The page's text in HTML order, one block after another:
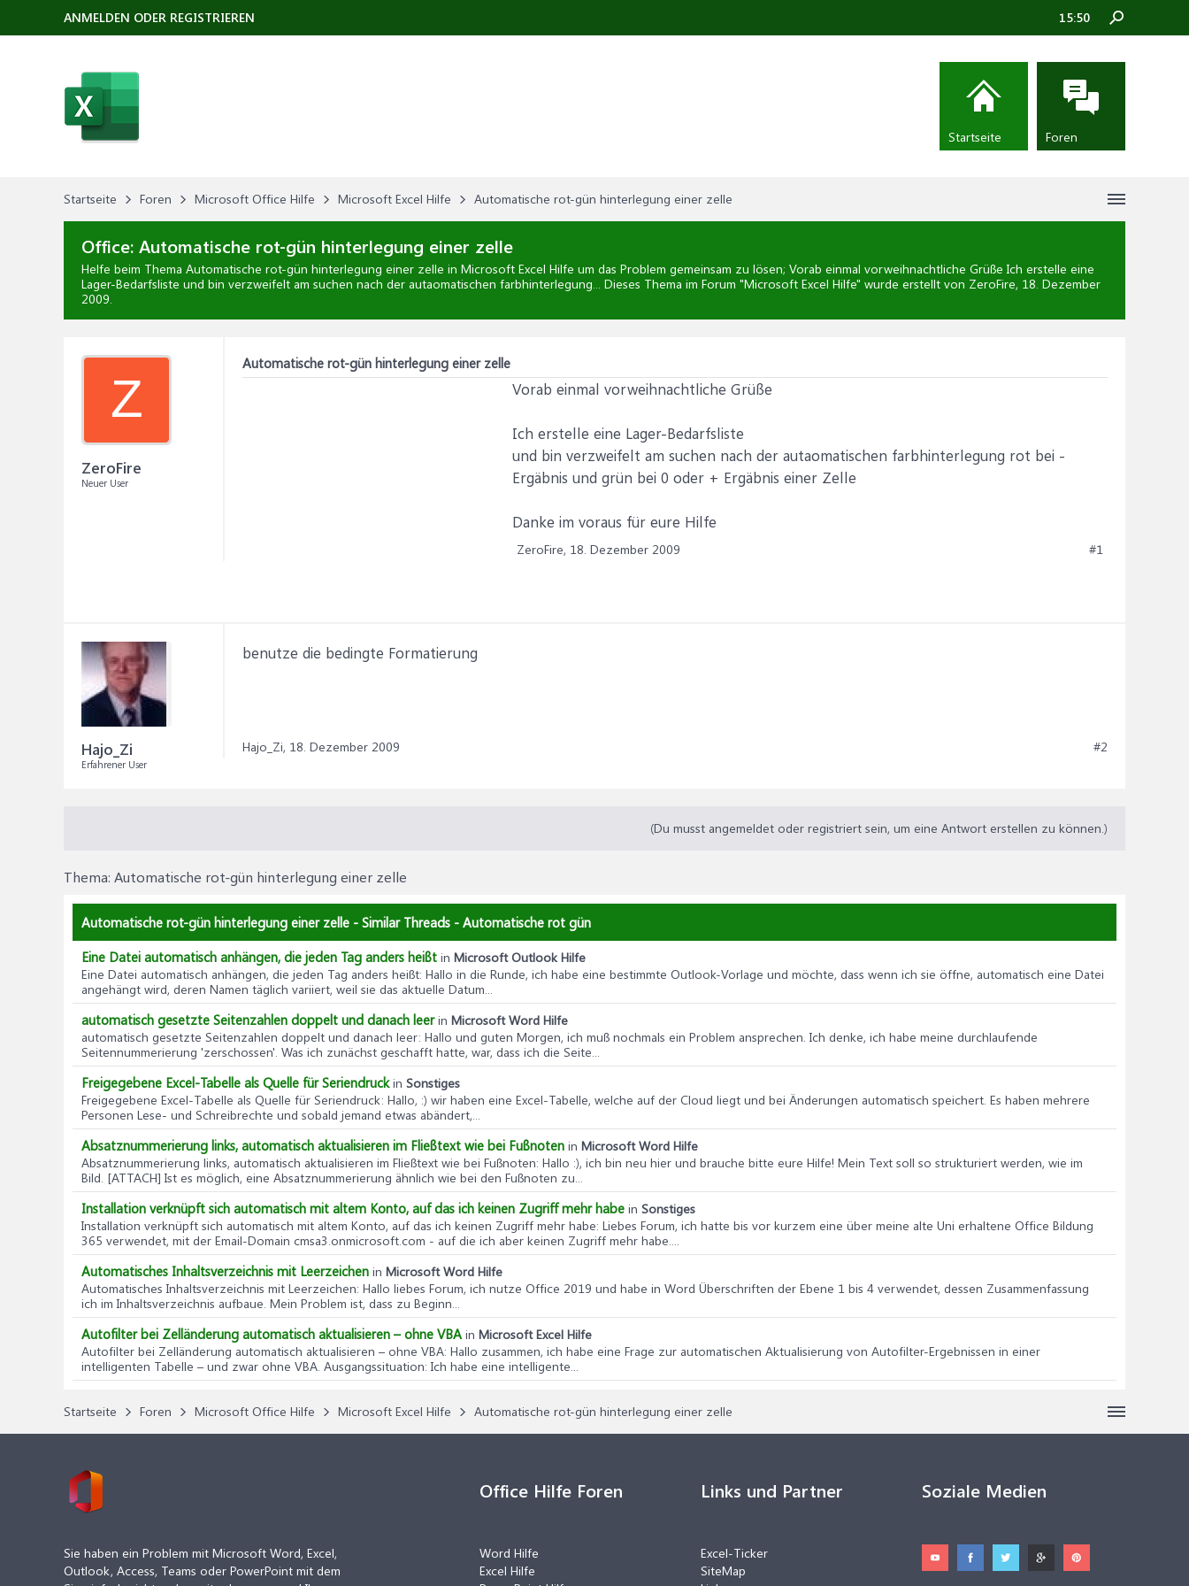
Startseite Foren Microsoft Office Hilfe Microsoft Excel Hilfe Automatische rot-gün hinterlegung einer zelle
Office: Automatische rot-gün hinterlegung einer zelle
Helfe beim Thema Automatische rot-gün hinterlegung einer zelle in Microsoft Excel Hilfe um das Problem gemeinsam zu lösen; Vorab einmal vorweihnachtliche Grüße Ich erstelle eine
Lager-Bedarfsliste und bin verzweifelt am suchen nach der autaomatischen farbhinterlegung... Dieses Thema im Forum "Microsoft Excel Hilfe" wurde erstellt von ZeroFire, 18. Dezember
2009.
Z
ZeroFire
Neuer User
Automatische rot-gün hinterlegung einer zelle
Vorab einmal vorweihnachtliche Grüße
Ich erstelle eine Lager-Bedarfsliste
und bin verzweifelt am suchen nach der autaomatischen farbhinterlegung rot bei -
Ergäbnis und grün bei 0 oder + Ergäbnis einer Zelle
Danke im voraus für eure Hilfe
ZeroFire, 18. Dezember 2009 #1
Hajo_Zi
Erfahrener User
benutze die bedingte Formatierung
Hajo_Zi, 18. Dezember 2009 #2
(Du musst angemeldet oder registriert sein, um eine Antwort erstellen zu können.)
Thema: Automatische rot-gün hinterlegung einer zelle
Automatische rot-gün hinterlegung einer zelle - Similar Threads - Automatische rot gün
Eine Datei automatisch anhängen, die jeden Tag anders heißt in Microsoft Outlook Hilfe
Eine Datei automatisch anhängen, die jeden Tag anders heißt: Hallo in die Runde, ich habe eine bestimmte Outlook-Vorlage und möchte, dass wenn ich sie öffne, automatisch eine Datei
angehängt wird, deren Namen täglich variiert, weil sie das aktuelle Datum...
automatisch gesetzte Seitenzahlen doppelt und danach leerin Microsoft Word Hilfe
automatisch gesetzte Seitenzahlen doppelt und danach leer: Hallo und guten Morgen, ich muß nochmals ein Problem ansprechen. Ich denke, ich habe meine durchlaufende
Seitennummerierung 'zerschossen'. Was ich zunächst geschafft hatte, war, dass ich die Seite...
Freigegebene Excel-Tabelle als Quelle für Seriendruckin Sonstiges
Freigegebene Excel-Tabelle als Quelle für Seriendruck: Hallo, :) wir haben eine Excel-Tabelle, welche auf der Cloud liegt und bei Änderungen automatisch speichert. Es haben mehrere
Personen Lese- und Schreibrechte und sobald jemand etwas abändert,...
Absatznummerierung links, automatisch aktualisieren im Fließtext wie bei Fußnoten in Microsoft Word Hilfe
Absatznummerierung links, automatisch aktualisieren im Fließtext wie bei Fußnoten: Hallo :), ich bin neu hier und brauche bitte eure Hilfe! Mein Text soll so strukturiert werden, wie im
Bild. [ATTACH] Ist es möglich, eine Absatznummerierung ähnlich wie bei den Fußnoten zu...
Installation verknüpft sich automatisch mit altem Konto, auf das ich keinen Zugriff mehr habe in Sonstiges
Installation verknüpft sich automatisch mit altem Konto, auf das ich keinen Zugriff mehr habe: Liebes Forum, ich hatte bis vor kurzem eine über meine alte Uni erhaltene Office Bildung
365 verwendet, mit der Email-Domain cmsa3.onmicrosoft.com - auf die ich aber keinen Zugriff mehr habe....
Automatisches Inhaltsverzeichnis mit Leerzeichen in Microsoft Word Hilfe
Automatisches Inhaltsverzeichnis mit Leerzeichen: Hallo liebes Forum, ich nutze Office 2019 und habe in Word Überschriften der Ebene 1 bis 4 verwendet, dessen Zusammenfassung
ich im Inhaltsverzeichnis aufbaue. Mein Problem ist, dass zu Beginn...
Autofilter bei Zelländerung automatisch aktualisieren – ohne VBA in Microsoft Excel Hilfe
Autofilter bei Zelländerung automatisch aktualisieren – ohne VBA: Hallo zusammen, ich habe eine Frage zur automatischen Aktualisierung von Autofilter-Ergebnissen in einer
intelligenten Tabelle – und zwar ohne VBA. Ausgangssituation: Ich habe eine intelligente...
Startseite Foren Microsoft Office Hilfe Microsoft Excel Hilfe Automatische rot-gün hinterlegung einer zelle
ANMELDEN ODER REGISTRIEREN 15:50
Startseite Foren
Sie haben ein Problem mit Microsoft Word, Excel,
Outlook, Access, Teams oder PowerPoint mit dem
Office Hilfe Foren
Word Hilfe
Excel Hilfe
Links und Partner
Excel-Ticker
SiteMap
Soziale Medien